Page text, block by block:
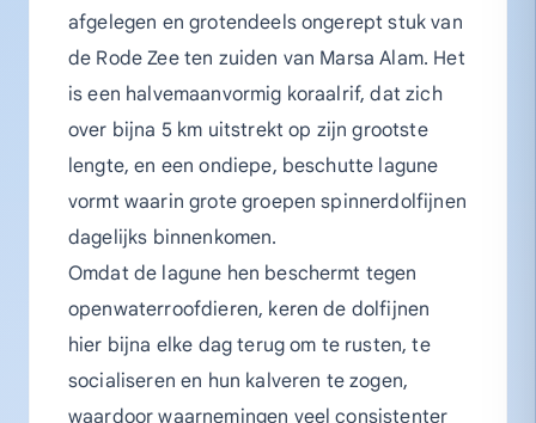
afgelegen en grotendeels ongerept stuk van
de Rode Zee ten zuiden van Marsa Alam. Het
is een halvemaanvormig koraalrif, dat zich
over bijna 5 km uitstrekt op zijn grootste
lengte, en een ondiepe, beschutte lagune
vormt waarin grote groepen spinnerdolfijnen
dagelijks binnenkomen.
Omdat de lagune hen beschermt tegen
openwaterroofdieren, keren de dolfijnen
hier bijna elke dag terug om te rusten, te
socialiseren en hun kalveren te zogen,
waardoor waarnemingen veel consistenter